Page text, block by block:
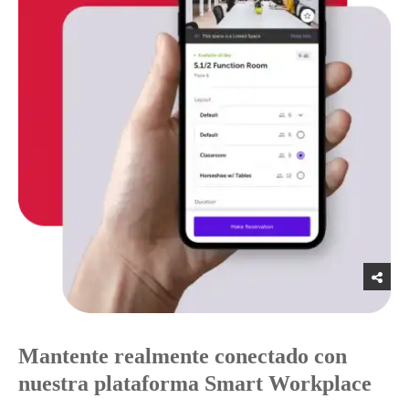
Mantente realmente conectado con
nuestra plataforma Smart Workplace